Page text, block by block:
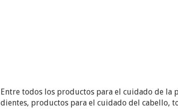
Entre todos los productos para el cuidado de la
dientes, productos para el cuidado del cabello,